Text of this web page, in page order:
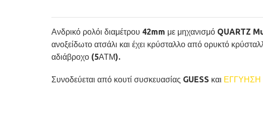
Ανδρικό ρολόι διαμέτρου 42mm με μηχανισμό QUARTZ
ανοξείδωτο ατσάλι και έχει κρύσταλλο από ορυκτό
αδιάβροχο (5ΑΤΜ).
Συνοδεύεται από κουτί συσκευασίας GUESS και ΕΓΓΥΗΣΗ